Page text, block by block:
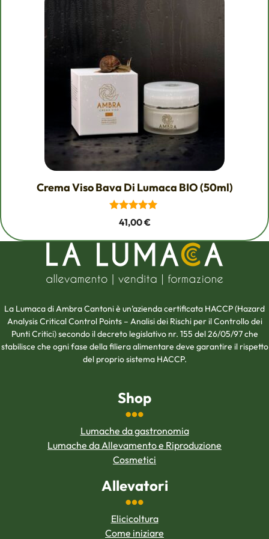
97,00 €.
Crema Viso Bava Di Lumaca BIO (50ml)
5.00
su 5
41,00€
La Lumaca di Ambra Cantoni è un’azienda certificata HACCP (Hazard
Analysis Critical Control Points – Analisi dei Rischi per il Controllo dei
Punti Critici) secondo il decreto legislativo nr. 155 del 26/05/97 che
stabilisce che ogni fase della filiera alimentare deve garantire il rispetto
del proprio sistema HACCP.
Shop
Lumache da gastronomia
Lumache da Allevamento e Riproduzione
Cosmetici
Allevatori
Elicicoltura
Come iniziare